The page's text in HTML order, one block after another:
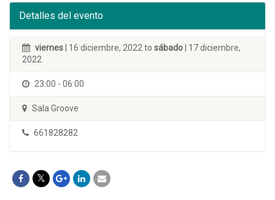
Detalles del evento
viernes | 16 diciembre, 2022 to sábado | 17 diciembre,
2022
23:00 - 06:00
Sala Groove
661828282